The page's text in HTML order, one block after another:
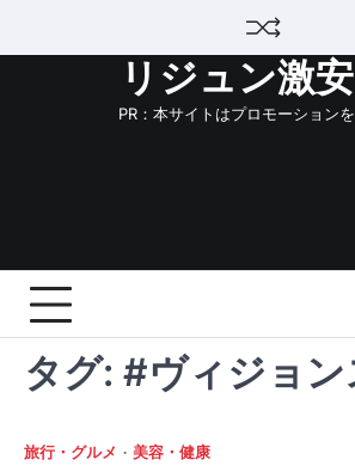
リジュン激
PR：本サイトはプロモーション
タグ: #ヴィジョン
旅行・グルメ 美容・健康